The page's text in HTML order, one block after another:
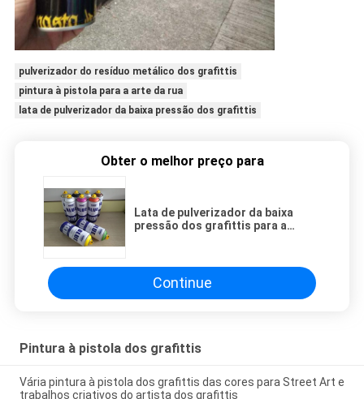
pulverizador do resíduo metálico dos grafittis
pintura à pistola para a arte da rua
lata de pulverizador da baixa pressão dos grafittis
Obter o melhor preço para
Lata de pulverizador da baixa
pressão dos grafittis para a
Continue
Pintura à pistola dos grafittis
Vária pintura à pistola dos grafittis das cores para Street Art e
trabalhos criativos do artista dos grafittis